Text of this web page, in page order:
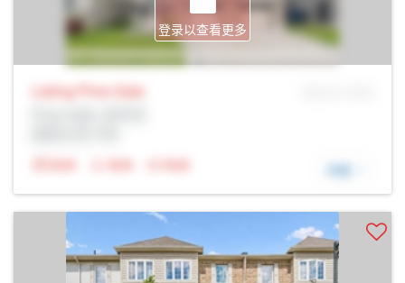
登录以查看更多
Listing Price Sale
N/A
N/A N/A 详细